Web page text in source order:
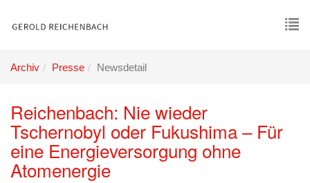
Archiv Presse Newsdetail
Reichenbach: Nie wieder
Tschernobyl oder Fukushima – Für
eine Energieversorgung ohne
Atomenergie